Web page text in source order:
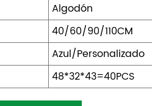
Algodón
40/60/90/110CM
Azul/Personalizado
48*32*43=40PCS